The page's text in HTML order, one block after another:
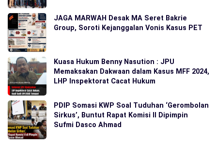
JAGA MARWAH Desak MA Seret Bakrie
Group, Soroti Kejanggalan Vonis Kasus PET
Kuasa Hukum Benny Nasution : JPU
Memaksakan Dakwaan dalam Kasus MFF 2024,
LHP Inspektorat Cacat Hukum
PDIP Somasi KWP Soal Tuduhan ‘Gerombolan
Sirkus’, Buntut Rapat Komisi II Dipimpin
Sufmi Dasco Ahmad